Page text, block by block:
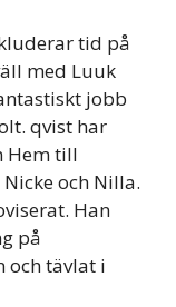
tid på
med Luuk
jobb
qvist har
Hem till
och Nilla.
Han
på
och tävlat i